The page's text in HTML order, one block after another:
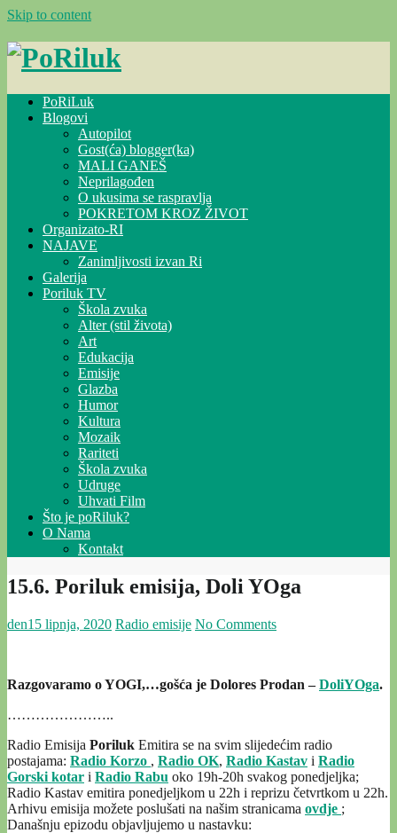
Skip to content
PoRiLuk
Blogovi
Autopilot
Gost(ća) blogger(ka)
MALI GANEŠ
Neprilagođen
O ukusima se raspravlja
POKRETOM KROZ ŽIVOT
Organizato-RI
NAJAVE
Zanimljivosti izvan Ri
Galerija
Poriluk TV
Škola zvuka
Alter (stil života)
Art
Edukacija
Emisije
Glazba
Humor
Kultura
Mozaik
Rariteti
Škola zvuka
Udruge
Uhvati Film
Što je poRiluk?
O Nama
Kontakt
15.6. Poriluk emisija, Doli YOga
den15 lipnja, 2020 Radio emisije No Comments
Razgovaramo o YOGI,…gošća je Dolores Prodan –DoliYOga.
…………………..
Radio Emisija Poriluk Emitira se na svim slijedećim radio
postajama: Radio Korzo , Radio OK, Radio Kastav i Radio
Gorski kotar i Radio Rabu oko 19h-20h svakog ponedjeljka;
Radio Kastav emitira ponedjeljkom u 22h i reprizu četvrtkom u 22h.
Arhivu emisija možete poslušati na našim stranicama ovdje ;
Današnju epizodu objavljujemo u nastavku: